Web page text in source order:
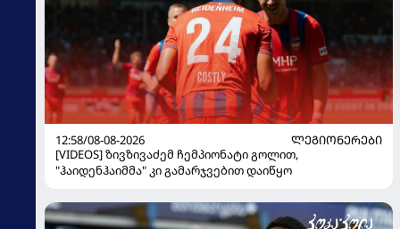
12:58/08-08-2026
ᲚᲔᲒᲘᲝᲜᲔᲠᲔᲑᲘ
[VIDEOS] ზივზივაძემ ჩემპიონატი გოლით,
"ჰაიდენჰაიმმა" კი გამარჯვებით დაიწყო